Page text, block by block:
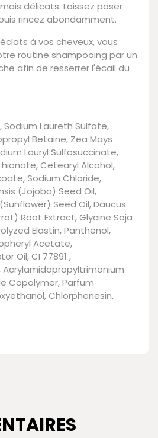
délicats. Laissez poser
rincez abondamment.
à vos cheveux, vous
routine shampooing par un
afin de resserrer l'écail du
Sodium Laureth Sulfate,
Betaine, Zea Mays
Lauryl Sulfosuccinate,
Cetearyl Alcohol,
Sodium Chloride,
(Jojoba) Seed Oil,
Seed Oil, Daucus
Root Extract, Glycine Soja
Elastin, Panthenol,
Acetate,
Oil, CI 77891 ,
Acrylamidopropyltrimonium
Copolymer, Parfum
Chlorphenesin,